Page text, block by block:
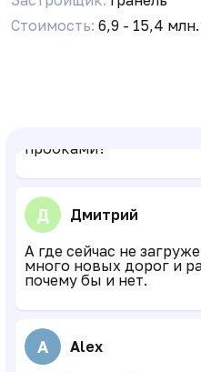
Стоимость: 6,9 - 15,4
A Alex
Д Дмитрий
А где сейчас не
много новых дорог и
почему бы и нет.
Ирина
пробками?